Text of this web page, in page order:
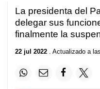
La presidenta del
delegar sus
finalmente la
22 jul 2022 . Actualizado a